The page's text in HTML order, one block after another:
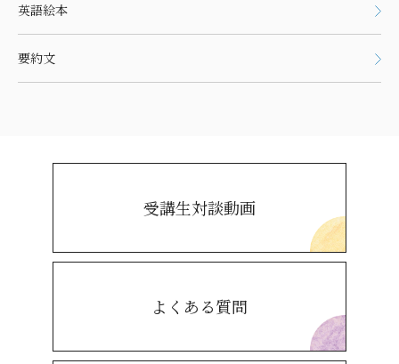
英語絵本
要約文
受講生対談動画
よくある質問